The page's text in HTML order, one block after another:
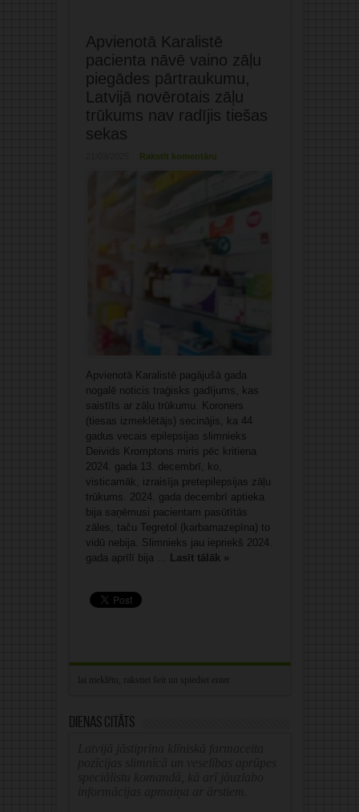
Apvienotā Karalistē
pacienta nāvē vaino zāļu
piegādes pārtraukumu,
Latvijā novērotais zāļu
trūkums nav radījis tiešas
sekas
Rakstīt komentāru
Apvienotā Karalistē pagājušā gada
nogalē noticis traģisks gadījums, kas
saistīts ar zāļu trūkumu. Koroners
(tiesas izmeklētājs) secinājis, ka 44
gadus vecais epilepsijas slimnieks
Deivids Kromptons miris pēc kritiena
2024. gada 13. decembrī, ko,
visticamāk, izraisīja pretepilepsijas zāļu
trūkums. 2024. gada decembrī aptieka
bija saņēmusi pacientam pasūtītās
zāles, taču Tegretol (karbamazepīna) to
vidū nebija. Slimnieks jau iepriekš 2024.
gada aprīlī bija ... Lasīt tālāk »
Dienas citāts